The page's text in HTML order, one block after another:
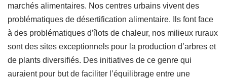
marchés alimentaires. Nos centres urbains vivent des
problématiques de désertification alimentaire. Ils font face
à des problématiques d’îlots de chaleur, nos milieux ruraux
sont des sites exceptionnels pour la production d’arbres et
de plants diversifiés. Des initiatives de ce genre qui
auraient pour but de faciliter l’équilibrage entre une